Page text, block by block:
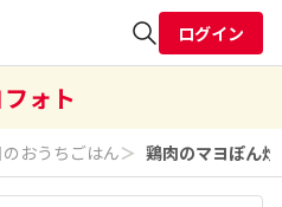
検索
ログイン
ォト
おうちごはん＞ 鶏肉のマヨぽん